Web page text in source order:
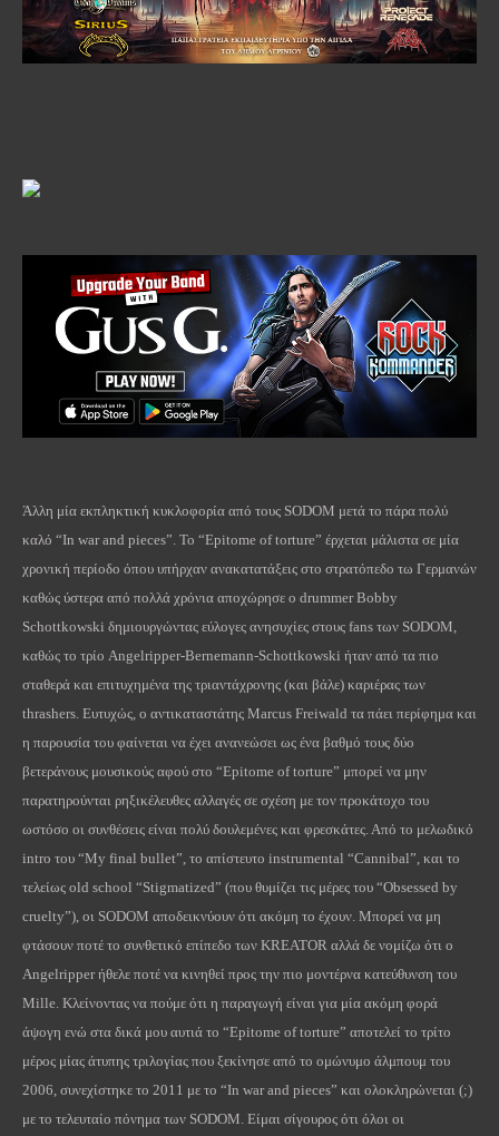
Άλλη μία εκπληκτική κυκλοφορία από τους SODOM μετά το πάρα πολύ
καλό “In war and pieces”. Το “Epitome of torture” έρχεται μάλιστα σε μία
χρονική περίοδο όπου υπήρχαν ανακατατάξεις στο στρατόπεδο τω Γερμανών
καθώς ύστερα από πολλά χρόνια αποχώρησε ο drummer Bobby
Schottkowski δημιουργώντας εύλογες ανησυχίες στους fans των SODOM,
καθώς το τρίο Angelripper-Bernemann-Schottkowski ήταν από τα πιο
σταθερά και επιτυχημένα της τριαντάχρονης (και βάλε) καριέρας των
thrashers. Ευτυχώς, ο αντικαταστάτης Marcus Freiwald τα πάει περίφημα και
η παρουσία του φαίνεται να έχει ανανεώσει ως ένα βαθμό τους δύο
βετεράνους μουσικούς αφού στο “Epitome of torture” μπορεί να μην
παρατηρούνται ρηξικέλευθες αλλαγές σε σχέση με τον προκάτοχο του
ωστόσο οι συνθέσεις είναι πολύ δουλεμένες και φρεσκάτες. Από το μελωδικό
intro του “My final bullet”, το απίστευτο instrumental “Cannibal”, και το
τελείως old school “Stigmatized” (που θυμίζει τις μέρες του “Obsessed by
cruelty”), οι SODOM αποδεικνύουν ότι ακόμη το έχουν. Μπορεί να μη
φτάσουν ποτέ το συνθετικό επίπεδο των KREATOR αλλά δε νομίζω ότι ο
Angelripper ήθελε ποτέ να κινηθεί προς την πιο μοντέρνα κατεύθυνση του
Mille. Κλείνοντας να πούμε ότι η παραγωγή είναι για μία ακόμη φορά
άψογη ενώ στα δικά μου αυτιά το “Epitome of torture” αποτελεί το τρίτο
μέρος μίας άτυπης τριλογίας που ξεκίνησε από το ομώνυμο άλμπουμ του
2006, συνεχίστηκε το 2011 με το “In war and pieces” και ολοκληρώνεται (;)
με το τελευταίο πόνημα των SODOM. Είμαι σίγουρος ότι όλοι οι